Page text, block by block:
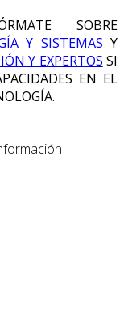
SOBRE
Y SISTEMAS Y
Y EXPERTOS SI
EN EL